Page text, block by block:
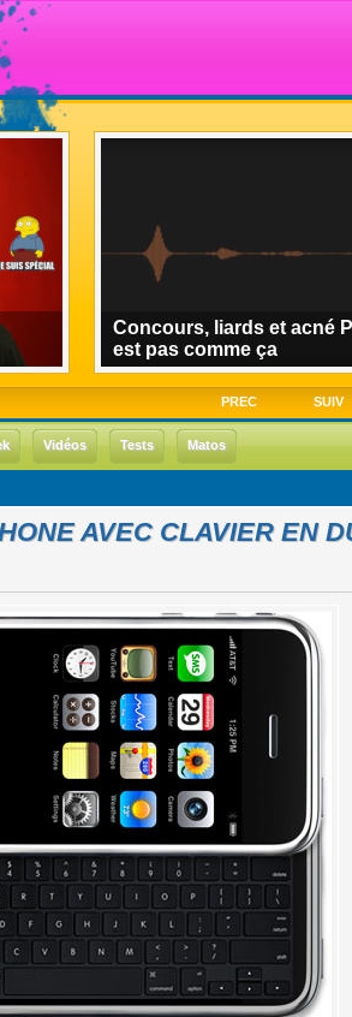
Concours, liards et acné
est pas comme ça
PREC SUIV
Vidéos Tests Matos
AVEC CLAVIER EN